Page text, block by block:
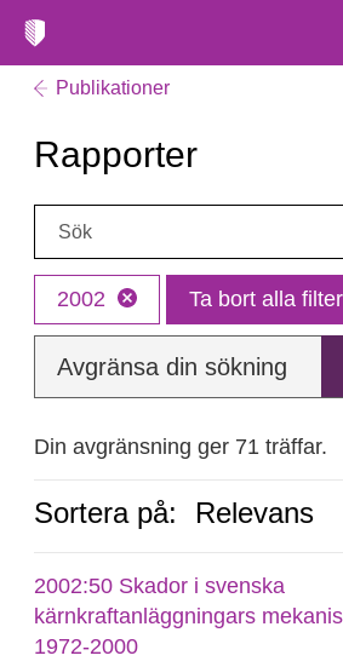
Publikationer
Rapporter
Sök:
2002 Ta bort alla filter
Avgränsa din sökning
Din avgränsning ger 71 träffar.
Sortera på: Relevans
2002:50 Skador i svenska
kärnkraftanläggningars
1972-2000